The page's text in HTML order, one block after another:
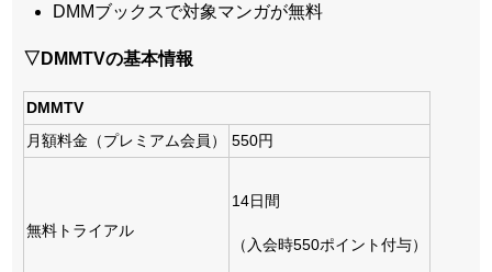
DMMブックスで対象マンガが無料
▽DMMTVの基本情報
DMMTV
月額料金（プレミアム会員）
550円
無料トライアル
14日間
（入会時550ポイント付与）